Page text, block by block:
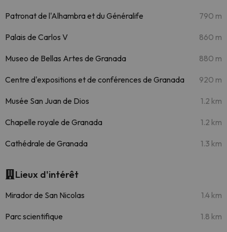
Patronat de l'Alhambra et du Généralife 790 m
Palais de Carlos V 860 m
Museo de Bellas Artes de Granada 880 m
Centre d'expositions et de conférences de Granada 920 m
Musée San Juan de Dios 1.2 km
Chapelle royale de Granada 1.2 km
Cathédrale de Granada 1.3 km
Lieux d'intérêt
Mirador de San Nicolas 1.4 km
Parc scientifique 1.8 km